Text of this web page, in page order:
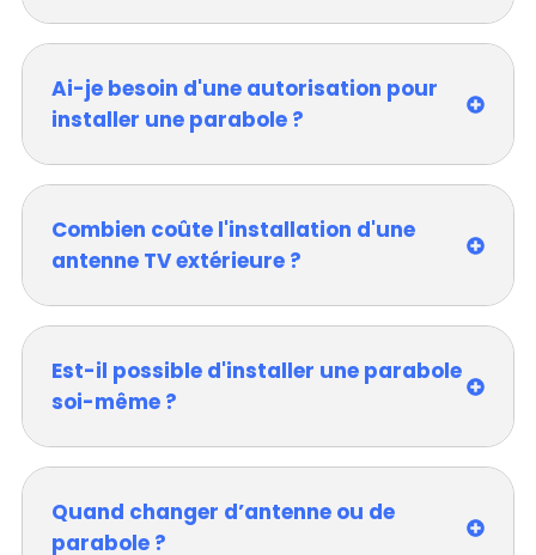
Ai-je besoin d'une autorisation pour
installer une parabole ?
Combien coûte l'installation d'une
antenne TV extérieure ?
Est-il possible d'installer une parabole
soi-même ?
Quand changer d’antenne ou de
parabole ?